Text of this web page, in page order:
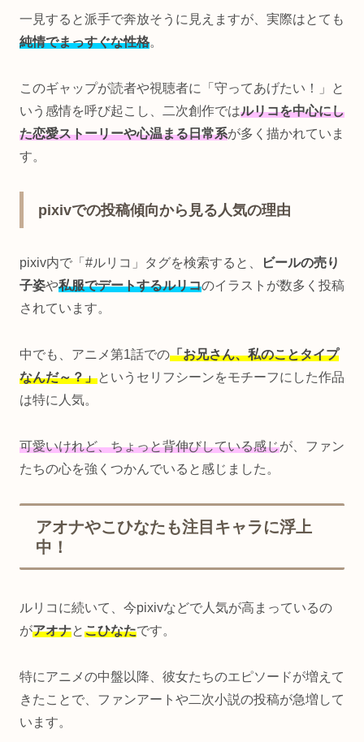
一見すると派手で奔放そうに見えますが、実際はとても
純情でまっすぐな性格。
このギャップが読者や視聴者に「守ってあげたい！」と
いう感情を呼び起こし、二次創作ではルリコを中心にし
た恋愛ストーリーや心温まる日常系が多く描かれていま
す。
pixivでの投稿傾向から見る人気の理由
pixiv内で「#ルリコ」タグを検索すると、
ビールの売り
子姿や私服でデートするルリコのイラストが数多く投稿
されています。
中でも、アニメ第1話での「お兄さん、私のことタイプ
なんだ～？」というセリフシーンをモチーフにした作品
は特に人気。
可愛いけれど、ちょっと背伸びしている感じが、ファン
たちの心を強くつかんでいると感じました。
アオナやこひなたも注目キャラに浮上
中！
ルリコに続いて、今pixivなどで人気が高まっているの
がアオナとこひなたです。
特にアニメの中盤以降、彼女たちのエピソードが増えて
きたことで、ファンアートや二次小説の投稿が急増して
います。